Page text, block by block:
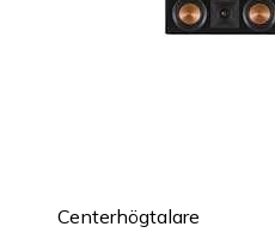
Centerhögtalare